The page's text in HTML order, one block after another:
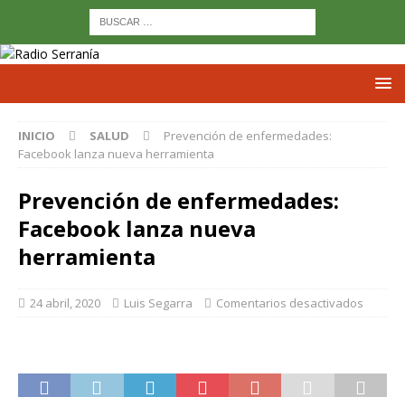
INICIO SALUD
Prevención de enfermedades:
Facebook lanza nueva herramienta
Prevención de enfermedades:
Facebook lanza nueva
herramienta
24 abril, 2020 Luis Segarra Comentarios desactivados